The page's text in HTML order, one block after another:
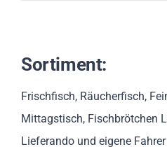
Sortiment:
Frischfisch, Räucherfisch,
Mittagstisch, Fischbrötchen
Lieferando und eigene